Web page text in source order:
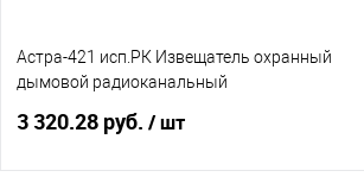
Астра-421 исп.РК Извещатель охранный
дымовой радиоканальный
3 320.28 руб. / шт